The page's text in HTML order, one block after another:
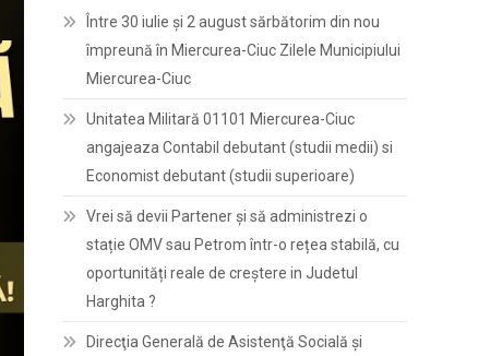
Între 30 iulie și 2 august sărbătorim din nou
împreună în Miercurea-Ciuc Zilele Municipiului
Miercurea-Ciuc
Unitatea Militară 01101 Miercurea-Ciuc
angajeaza Contabil debutant (studii medii) si
Economist debutant (studii superioare)
Vrei să devii Partener și să administrezi o
stație OMV sau Petrom într-o rețea stabilă, cu
oportunități reale de creștere in Judetul
Harghita ?
Direcţia Generală de Asistenţă Socială şi